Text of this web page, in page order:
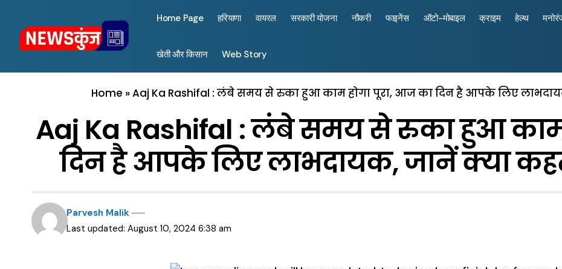
Home Page हरियाणा वायरल सरकारी योजना नौकरी फाइनेंस ऑटो-मोबाइल क्राइम हेल्थ
खेती और किसान Web Story
Home »Aaj Ka Rashifal : लंबे समय से रुका हुआ काम हाेगा पूरा, आज का दिन है आपके लिए
Aaj Ka Rashifal : लंबे समय से रुका हुआ काम
दिन है आपके लिए लाभदायक, जानें क्या
Last updated: August 10, 2024 6:38 am
Parvesh Malik